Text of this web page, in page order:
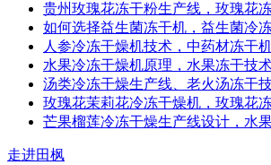
贵州玫瑰花冻干粉生产线，玫瑰花
如何选择益生菌冻干机，益生菌冷
人参冷冻干燥机技术，中药材冻干
水果冷冻干燥机原理，水果冻干技术
汤类冷冻干燥生产线、老火汤冻干
玫瑰花茉莉花冷冻干燥机，玫瑰花
芒果榴莲冷冻干燥生产线设计，水
走进田枫